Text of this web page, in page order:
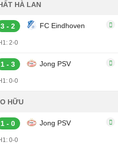
HÀ LAN
3 - 2 FC Eindhoven
2-0
1 - 3 Jong PSV
0-0
HỮU
1 - 0 Jong PSV
0-0